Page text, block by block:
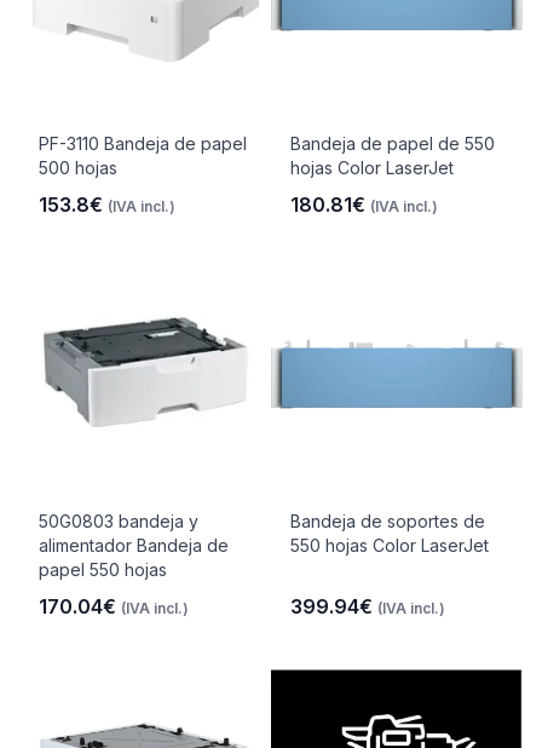
PF-3110 Bandeja de papel
500 hojas
153.8€ (IVA incl.)
Bandeja de papel de 550
hojas Color LaserJet
180.81€ (IVA incl.)
50G0803 bandeja y
alimentador Bandeja de
papel 550 hojas
170.04€ (IVA incl.)
Bandeja de soportes de
550 hojas Color LaserJet
399.94€ (IVA incl.)